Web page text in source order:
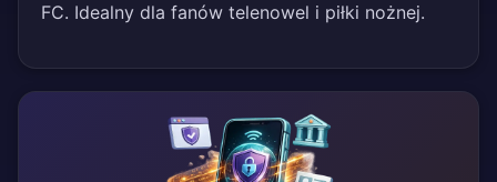
FC. Idealny dla fanów telenowel i piłki nożnej.